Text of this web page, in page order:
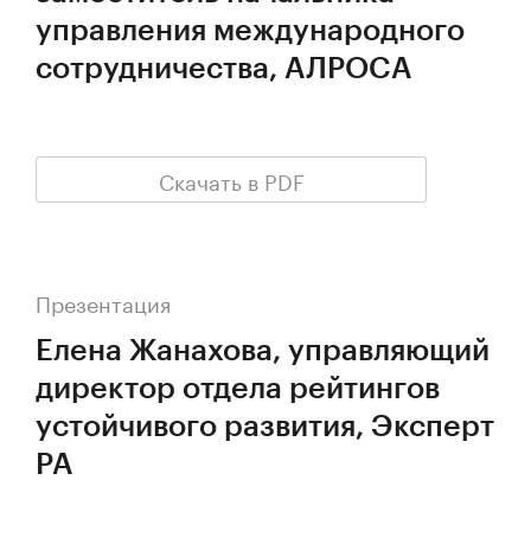
управления международного
сотрудничества, АЛРОСА
Скачать в PDF
Презентация
Елена Жанахова, управляющий
директор отдела рейтингов
устойчивого развития, Эксперт
РА